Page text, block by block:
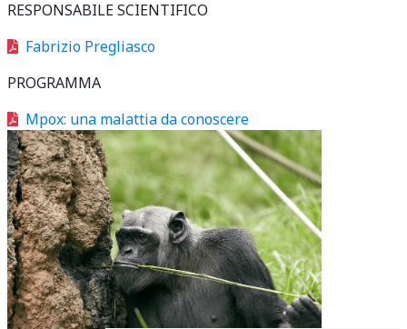
RESPONSABILE SCIENTIFICO
Fabrizio Pregliasco
PROGRAMMA
Mpox: una malattia da conoscere